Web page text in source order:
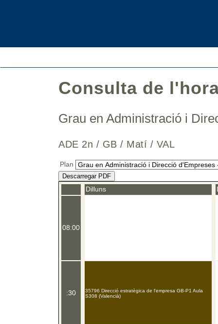
Consulta de
Grau en Administració i
ADE 2n / GB / Matí / VAL
Plan
Descarregar PDF
08:00
:30
Dilluns
35796 Direcció estratègica de l'empresa GB-P1 Aula
S308 (Valencià)